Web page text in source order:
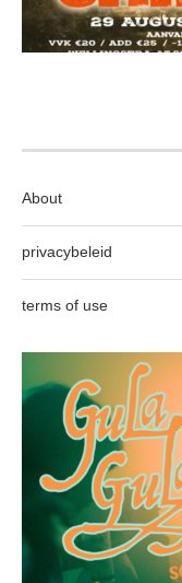
About
privacybeleid
terms of use